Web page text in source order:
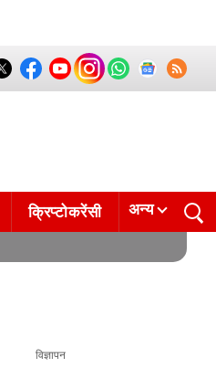
क्रिप्टोकरेंसी अन्य
विज्ञापन